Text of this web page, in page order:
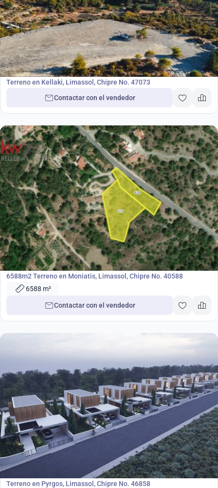
€1 270 000
Terreno
Terreno en Kellaki, Limassol, Chipre No. 47073
Contactar con el vendedor
€300 000
Terreno
6588m2 Terreno en Moniatis, Limassol, Chipre No. 40588
6588 m²
Contactar con el vendedor
€1 250 000
Terreno
Terreno en Pyrgos, Limassol, Chipre No. 46858